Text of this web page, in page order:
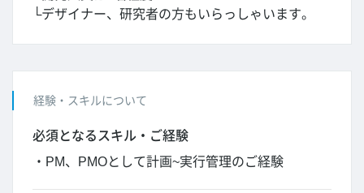
└デザイナー、研究者の方もいらっしゃいます。
経験・スキルについて
必須となるスキル・ご経験
・PM、PMOとして計画~実行管理のご経験